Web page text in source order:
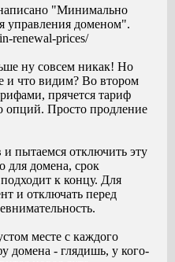
"Минимально
управления доменом".
renewal-prices/
ну совсем никак! Но
и что видим? Во втором
прячется тариф
опций. Просто продление
пытаемся отключить эту
для домена, срок
к концу. Для
и отключать перед
месте с каждого
домена - глядишь, у кого-